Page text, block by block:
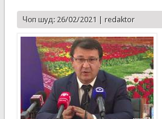
Чоп шуд: 26/02/2021 | redaktor